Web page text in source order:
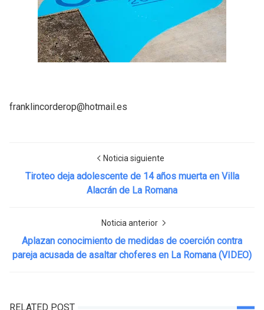
franklincorderop@hotmail.es
Noticia siguiente
Tiroteo deja adolescente de 14 años muerta en Villa
Alacrán de La Romana
Noticia anterior
Aplazan conocimiento de medidas de coerción contra
pareja acusada de asaltar choferes en La Romana (VIDEO)
RELATED POST